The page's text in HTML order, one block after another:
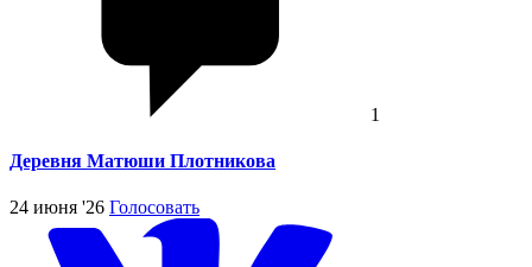
1
Деревня Матюши Плотникова
24 июня '26 Голосовать